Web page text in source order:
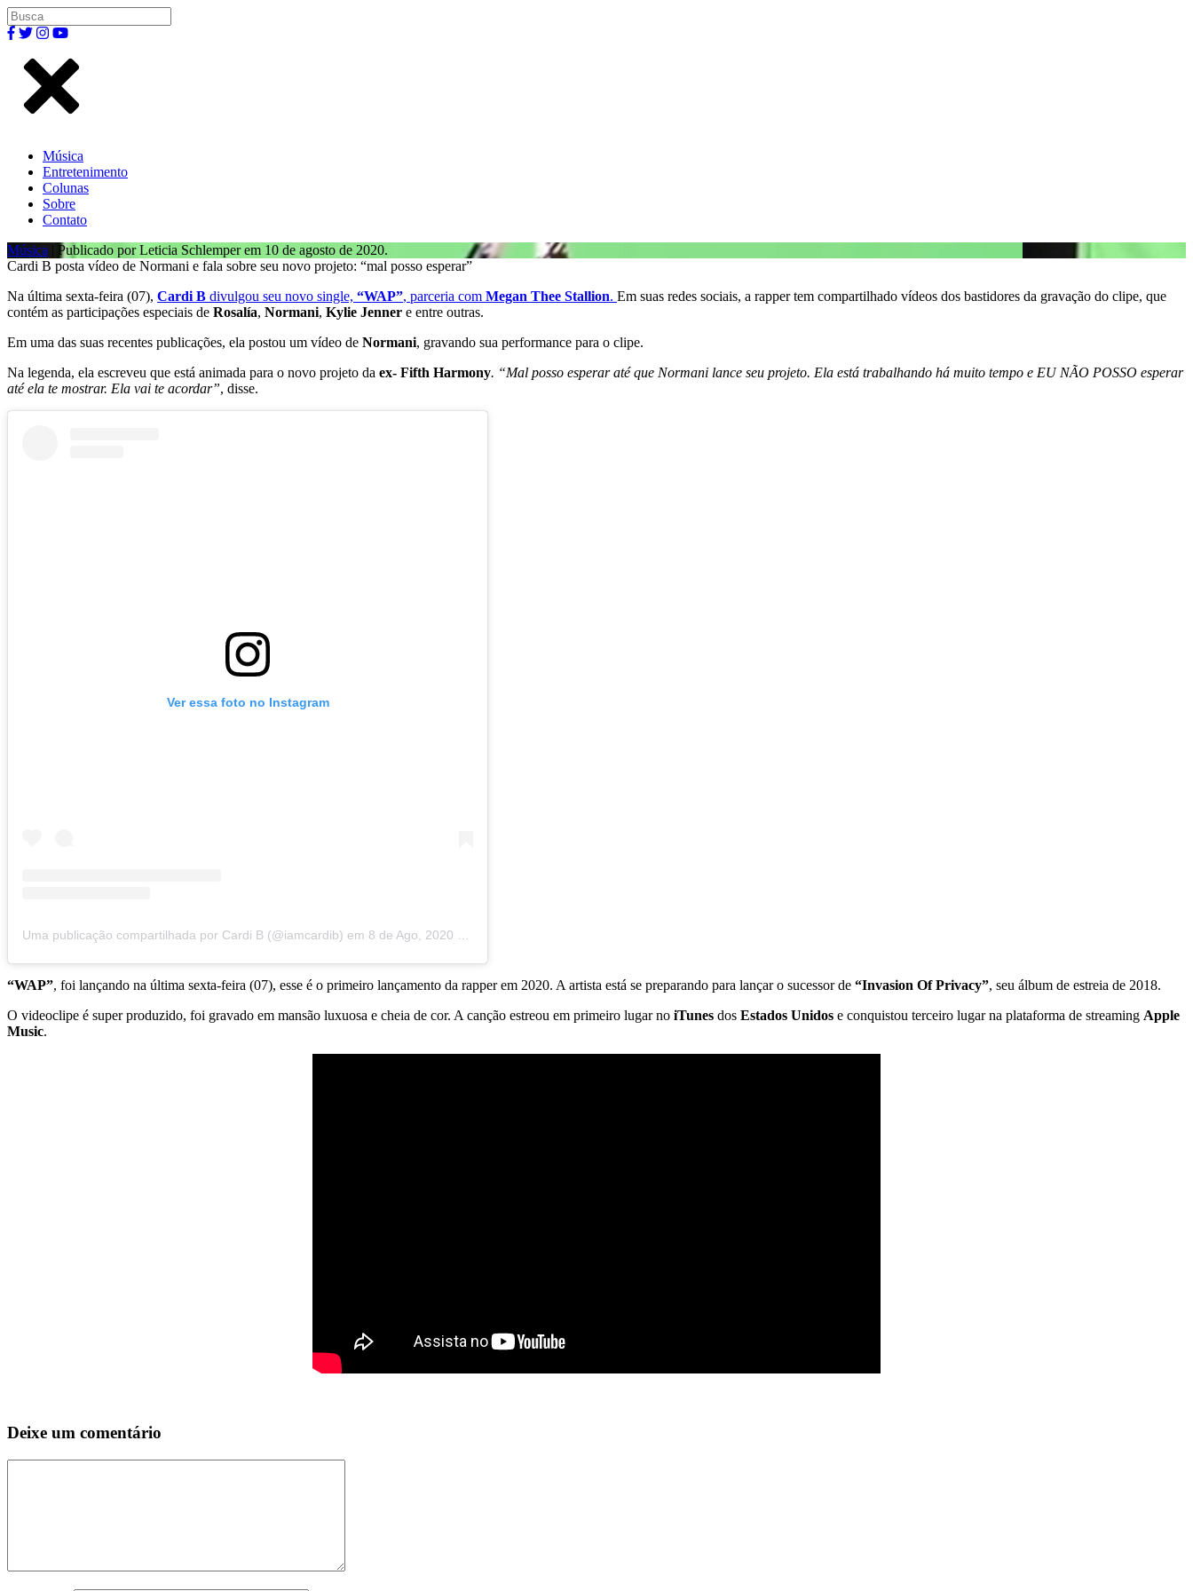
Música
Entretenimento
Colunas
Sobre
Contato
Música | Publicado por Leticia Schlemper em 10 de agosto de 2020.
Cardi B posta vídeo de Normani e fala sobre seu novo projeto: “mal posso esperar”
Na última sexta-feira (07), Cardi B divulgou seu novo single, “WAP”, parceria com Megan Thee Stallion. Em suas redes sociais, a rapper tem compartilhado vídeos dos bastidores da gravação do clipe, que
contém as participações especiais de Rosalía, Normani, Kylie Jenner e entre outras.
Em uma das suas recentes publicações, ela postou um vídeo de Normani, gravando sua performance para o clipe.
Na legenda, ela escreveu que está animada para o novo projeto da ex- Fifth Harmony. “Mal posso esperar até que Normani lance seu projeto. Ela está trabalhando há muito tempo e EU NÃO POSSO esperar
até ela te mostrar. Ela vai te acordar”, disse.
Ver essa foto no Instagram
Uma publicação compartilhada por Cardi B (@iamcardib) em 8 de Ago, 2020 às 1:47 PDT
“WAP”, foi lançando na última sexta-feira (07), esse é o primeiro lançamento da rapper em 2020. A artista está se preparando para lançar o sucessor de “Invasion Of Privacy”, seu álbum de estreia de 2018.
O videoclipe é super produzido, foi gravado em mansão luxuosa e cheia de cor. A canção estreou em primeiro lugar no iTunes dos Estados Unidos e conquistou terceiro lugar na plataforma de streaming Apple
Music.
Deixe um comentário